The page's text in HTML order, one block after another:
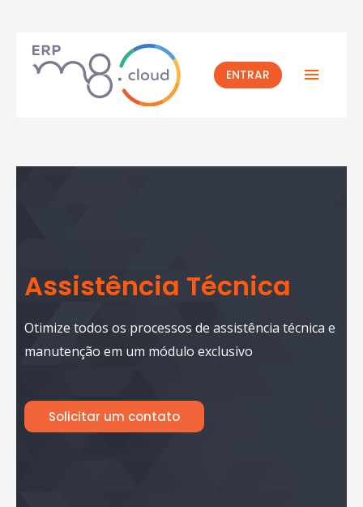
ENTRAR
Assistência Técnica
Otimize todos os processos de assistência técnica e
manutenção em um módulo exclusivo
Solicitar um contato